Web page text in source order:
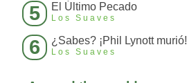
5 El Último Pecado
Los Suaves
6 ¿Sabes? ¡Phil Lynott murió!
Los Suaves